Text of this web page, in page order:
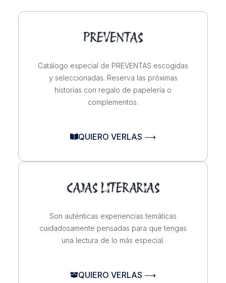
PREVENTAS
Catálogo especial de PREVENTAS escogidas
y seleccionadas. Reserva las próximas
historias con regalo de papelería o
complementos.
QUIERO VERLAS ⟶
CAJAS LITERARIAS
Son auténticas experiencias temáticas
cuidadosamente pensadas para que tengas
una lectura de lo más especial.
QUIERO VERLAS ⟶